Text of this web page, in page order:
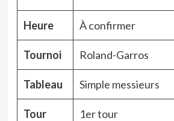
Heure À confirmer
Tournoi Roland-Garros
Tableau Simple messieurs
Tour 1er tour